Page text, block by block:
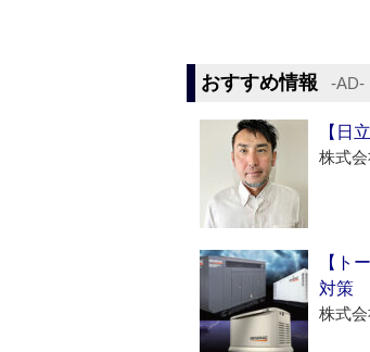
おすすめ情報 ‐AD‐
【日
株式
【ト
対策
株式